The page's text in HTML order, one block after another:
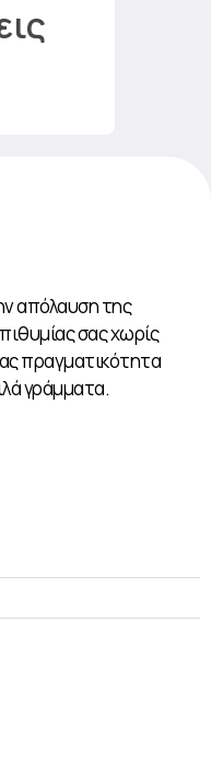
απόλαυση της
σας χωρίς
πραγματικότητα
γράμματα.